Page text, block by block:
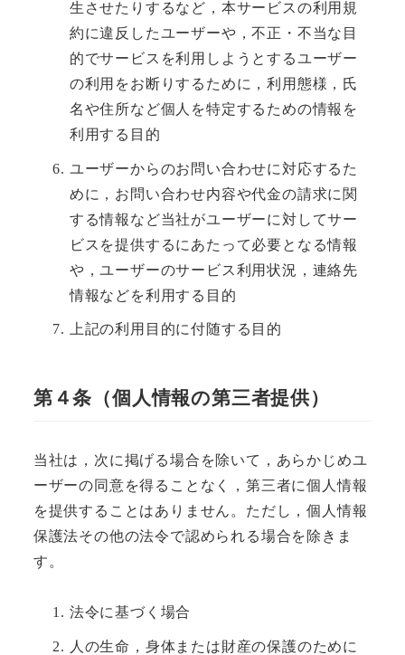
生させたりするなど，本サービスの利用規
約に違反したユーザーや，不正・不当な目
的でサービスを利用しようとするユーザー
の利用をお断りするために，利用態様，氏
名や住所など個人を特定するための情報を
利用する目的
ユーザーからのお問い合わせに対応するた
めに，お問い合わせ内容や代金の請求に関
する情報など当社がユーザーに対してサー
ビスを提供するにあたって必要となる情報
や，ユーザーのサービス利用状況，連絡先
情報などを利用する目的
上記の利用目的に付随する目的
第４条（個人情報の第三者提供）
当社は，次に掲げる場合を除いて，あらかじめユ
ーザーの同意を得ることなく，第三者に個人情報
を提供することはありません。ただし，個人情報
保護法その他の法令で認められる場合を除きま
す。
法令に基づく場合
人の生命，身体または財産の保護のために